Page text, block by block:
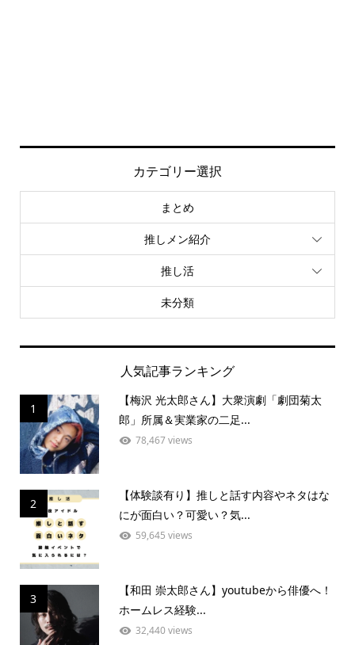
カテゴリー選択
まとめ
推しメン紹介
推し活
未分類
人気記事ランキング
1
【梅沢 光太郎さん】大衆演劇「劇団菊太
郎」所属＆実業家の二足...
78,467 views
2
【体験談有り】推しと話す内容やネタはな
にが面白い？可愛い？気...
59,645 views
3
【和田 崇太郎さん】youtubeから俳優へ！
ホームレス経験...
32,440 views